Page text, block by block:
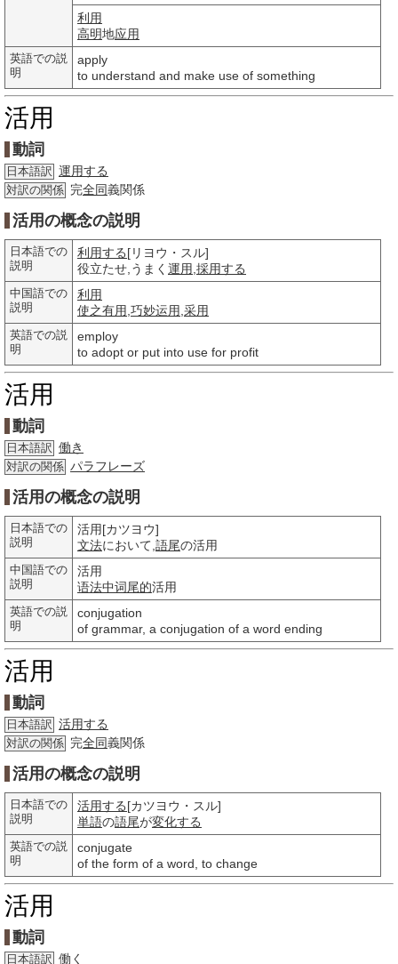
利用
高明地应用
英語での説
明
apply
to understand and make use of something
活用
動詞
日本語訳 運用する
対訳の関係 完全同義関係
活用の概念の説明
日本語での
説明
利用する[リヨウ・スル]
役立たせ,うまく 運用 採用する
中国語での
説明
利用
使之有用 巧妙运用 采用
英語での説
明
employ
to adopt or put into use for profit
活用
動詞
日本語訳 働き
対訳の関係 パラフレーズ
活用の概念の説明
日本語での
説明
活用[カツヨウ]
文法において, 語尾の活用
中国語での
説明
活用
语法中词尾的活用
英語での説
明
conjugation
of grammar, a conjugation of a word ending
活用
動詞
日本語訳 活用する
対訳の関係 完全同義関係
活用の概念の説明
日本語での
説明
活用する[カツヨウ・スル]
単語の語尾が変化する
英語での説
明
conjugate
of the form of a word, to change
活用
動詞
日本語訳 働く